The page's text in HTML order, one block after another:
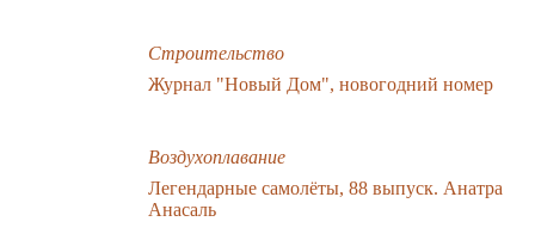
Строительство
Журнал "Новый Дом", новогодний номер
Воздухоплавание
Легендарные самолёты, 88 выпуск. Анатра
Анасаль